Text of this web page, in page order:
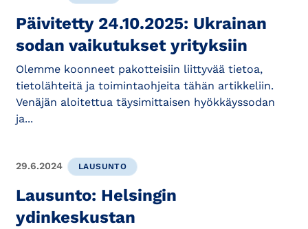
Päivitetty 24.10.2025: Ukrainan
sodan vaikutukset yrityksiin
Olemme koonneet pakotteisiin liittyvää tietoa,
tietolähteitä ja toimintaohjeita tähän artikkeliin.
Venäjän aloitettua täysimittaisen hyökkäyssodan
ja...
29.6.2024 LAUSUNTO
Lausunto: Helsingin
ydinkeskustan